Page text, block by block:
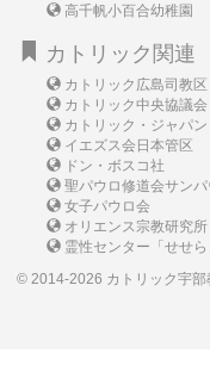
高千帆小百合幼稚園
カトリック関連
カトリック広島司教区
カトリック中央協議会
カトリック・ジャパ
イエズス会日本管区
ドン・ボスコ社
聖パウロ修道会サンパ
女子パウロ会
オリエンス宗教研究所
霊性センター「せせら
© 2014-2026 カトリック宇部